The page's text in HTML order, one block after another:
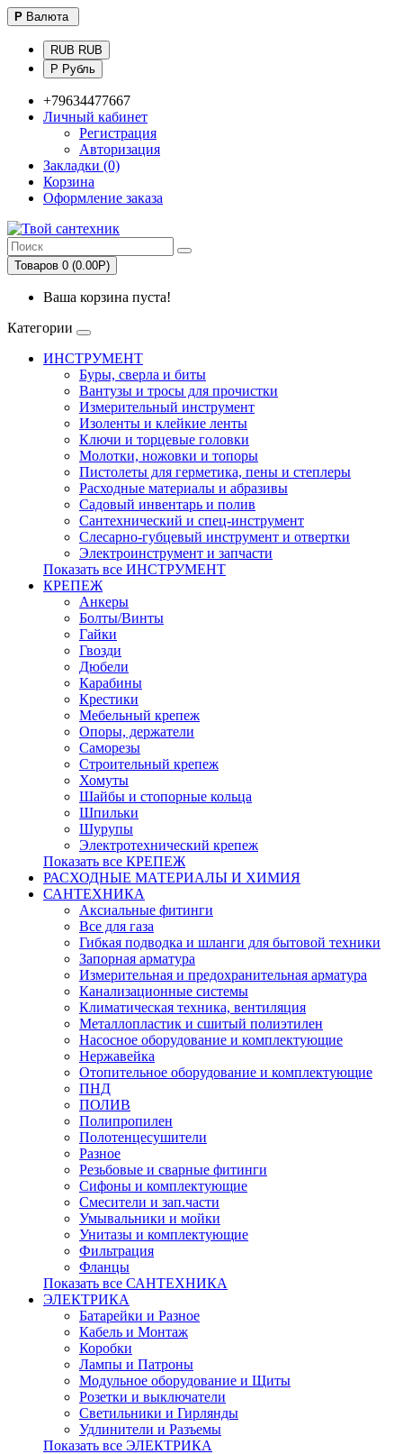
Р Валюта
RUB RUB
Р Рубль
+79634477667
Личный кабинет
Регистрация
Авторизация
Закладки (0)
Корзина
Оформление заказа
Товаров 0 (0.00Р)
Ваша корзина пуста!
Категории
ИНСТРУМЕНТ
Буры, сверла и биты
Вантузы и тросы для прочистки
Измерительный инструмент
Изоленты и клейкие ленты
Ключи и торцевые головки
Молотки, ножовки и топоры
Пистолеты для герметика, пены и степлеры
Расходные материалы и абразивы
Садовый инвентарь и полив
Сантехнический и спец-инструмент
Слесарно-губцевый инструмент и отвертки
Электроинструмент и запчасти
Показать все ИНСТРУМЕНТ
КРЕПЕЖ
Анкеры
Болты/Винты
Гайки
Гвозди
Дюбели
Карабины
Крестики
Мебельный крепеж
Опоры, держатели
Саморезы
Строительный крепеж
Хомуты
Шайбы и стопорные кольца
Шпильки
Шурупы
Электротехнический крепеж
Показать все КРЕПЕЖ
РАСХОДНЫЕ МАТЕРИАЛЫ И ХИМИЯ
САНТЕХНИКА
Аксиальные фитинги
Все для газа
Гибкая подводка и шланги для бытовой техники
Запорная арматура
Измерительная и предохранительная арматура
Канализационные системы
Климатическая техника, вентиляция
Металлопластик и сшитый полиэтилен
Насосное оборудование и комплектующие
Нержавейка
Отопительное оборудование и комплектующие
ПНД
ПОЛИВ
Полипропилен
Полотенцесушители
Разное
Резьбовые и сварные фитинги
Сифоны и комплектующие
Смесители и зап.части
Умывальники и мойки
Унитазы и комплектующие
Фильтрация
Фланцы
Показать все САНТЕХНИКА
ЭЛЕКТРИКА
Батарейки и Разное
Кабель и Монтаж
Коробки
Лампы и Патроны
Модульное оборудование и Щиты
Розетки и выключатели
Светильники и Гирлянды
Удлинители и Разъемы
Показать все ЭЛЕКТРИКА